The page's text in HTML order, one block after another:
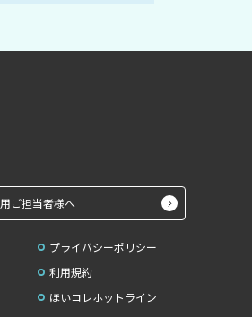
ご担当者様へ
プライバシーポリシー
利用規約
ほいコレホットライン